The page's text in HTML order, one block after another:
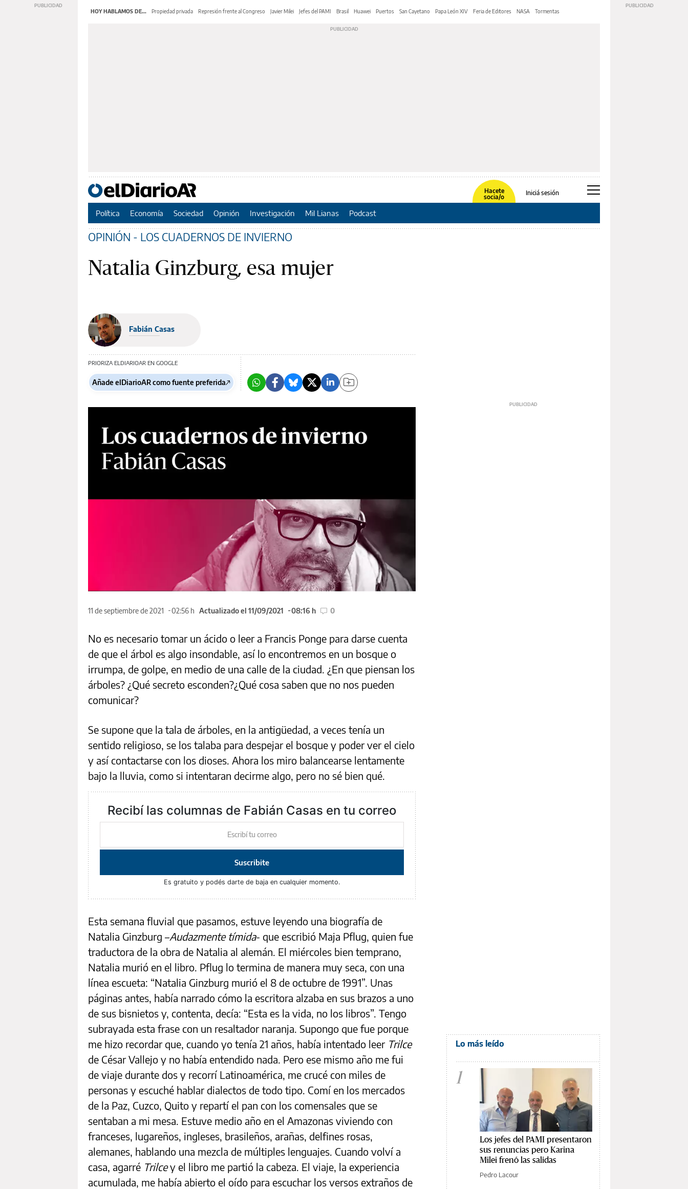
HOY HABLAMOS DE... Propiedad privada Represión frente al Congreso Javier Milei Jefes del PAMI Brasil Huawei Puertos San Cayetano Papa León XIV Feria de Editores NASA Tormentas
Hacete
socia/o
Iniciá sesión
Política Economía Sociedad Opinión Investigación Mil Lianas Podcast
OPINIÓN - LOS CUADERNOS DE INVIERNO
Natalia Ginzburg, esa mujer
Fabián Casas
PRIORIZA ELDIARIOAR EN GOOGLE
Añade elDiarioAR como fuente preferida
11 de septiembre de 2021 02:56 h Actualizado el 11/09/2021 08:16 h 0
No es necesario tomar un ácido o leer a Francis Ponge para darse cuenta
de que el árbol es algo insondable, así lo encontremos en un bosque o
irrumpa, de golpe, en medio de una calle de la ciudad. ¿En que piensan los
árboles? ¿Qué secreto esconden?¿Qué cosa saben que no nos pueden
comunicar?
Se supone que la tala de árboles, en la antigüedad, a veces tenía un
sentido religioso, se los talaba para despejar el bosque y poder ver el cielo
y así contactarse con los dioses. Ahora los miro balancearse lentamente
bajo la lluvia, como si intentaran decirme algo, pero no sé bien qué.
Recibí las columnas de Fabián Casas en tu correo
Suscribite
Es gratuito y podés darte de baja en cualquier momento.
Esta semana fluvial que pasamos, estuve leyendo una biografía de
Natalia Ginzburg –Audazmente tímida- que escribió Maja Pflug, quien fue
traductora de la obra de Natalia al alemán. El miércoles bien temprano,
Natalia murió en el libro. Pflug lo termina de manera muy seca, con una
línea escueta: “Natalia Ginzburg murió el 8 de octubre de 1991”. Unas
páginas antes, había narrado cómo la escritora alzaba en sus brazos a uno
de sus bisnietos y, contenta, decía: “Esta es la vida, no los libros”. Tengo
subrayada esta frase con un resaltador naranja. Supongo que fue porque
me hizo recordar que, cuando yo tenía 21 años, había intentado leer Trilce
de César Vallejo y no había entendido nada. Pero ese mismo año me fui
de viaje durante dos y recorrí Latinoamérica, me crucé con miles de
personas y escuché hablar dialectos de todo tipo. Comí en los mercados
de la Paz, Cuzco, Quito y repartí el pan con los comensales que se
sentaban a mi mesa. Estuve medio año en el Amazonas viviendo con
franceses, lugareños, ingleses, brasileños, arañas, delfines rosas,
alemanes, hablando una mezcla de múltiples lenguajes. Cuando volví a
casa, agarré Trilcey el libro me partió la cabeza. El viaje, la experiencia
acumulada, me había abierto el oído para escuchar los versos extraños de
Lo más leído
1
Los jefes del PAMI presentaron
sus renuncias pero Karina
Milei frenó las salidas
Pedro Lacour